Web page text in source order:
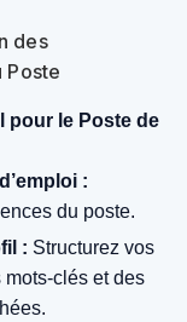
des
Poste
pour le Poste de
:
du poste.
: Structurez vos
clés et des